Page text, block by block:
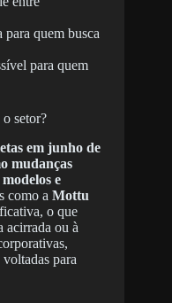
para quem busca
para quem
setor?
em junho de
mudanças
e
como a Mottu
o que
acirrada ou à
para